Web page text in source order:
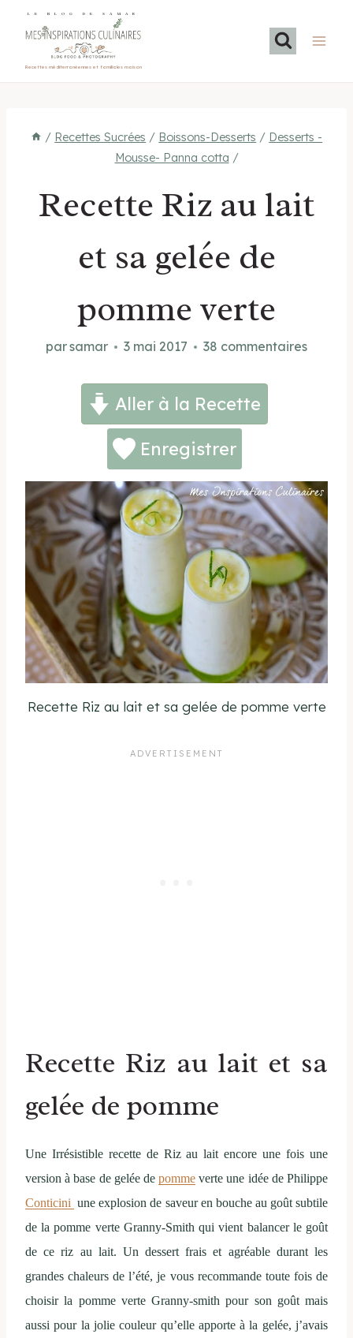
LE BLOG DE SAMAR
Recettes méditerranéennes et familiales maison
/ Recettes Sucrées / Boissons-Desserts / Desserts -
Mousse- Panna cotta /
Recette Riz au lait
et sa gelée de
pomme verte
parsamar 3 mai 2017 38 commentaires
Aller à la Recette
Enregistrer
Recette Riz au lait et sa gelée de pomme verte
Recette Riz au lait et sa
gelée de pomme
Une Irrésistible recette de Riz au lait encore une fois une
version à base de gelée depomme verte une idée de Philippe
Conticini une explosion de saveur en bouche au goût subtile
de la pomme verte Granny-Smith qui vient balancer le goût
de ce riz au lait. Un dessert frais et agréable durant les
grandes chaleurs de l’été, je vous recommande toute fois de
choisir la pomme verte Granny-smith pour son goût mais
aussi pour la jolie couleur qu’elle apporte à la gelée, j’avais